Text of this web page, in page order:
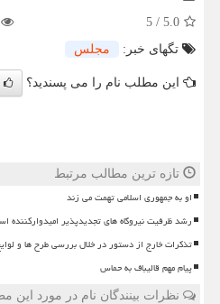
5.0
/
5
تگهای خبر:
مجلس
این مطلب نام را می پسندید؟
تازه ترین مطالب مرتبط
او به جمهوری اسلامی تهمت می زند
رشد ظرفیت نیروگاه های تجدیدپذیر امیدوارکننده
تذکرات خارج از دستور در خلال بررسی طرح ها و
پیام مهم قالیباف به حماس
نظرات بینندگان نام در مورد این